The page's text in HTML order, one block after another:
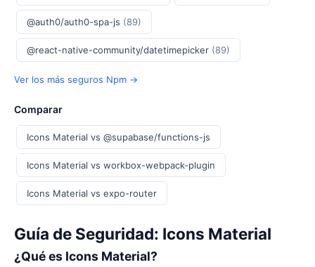
@auth0/auth0-spa-js (89)
@react-native-community/datetimepicker (89)
Ver los más seguros Npm →
Comparar
Icons Material vs @supabase/functions-js
Icons Material vs workbox-webpack-plugin
Icons Material vs expo-router
Guía de Seguridad: Icons Material
¿Qué es Icons Material?